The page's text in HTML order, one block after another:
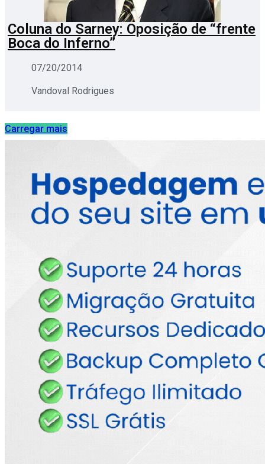
Coluna do Sarney: Oposição de “frente
Boca do Inferno”
07/20/2014
Vandoval Rodrigues
Carregar mais